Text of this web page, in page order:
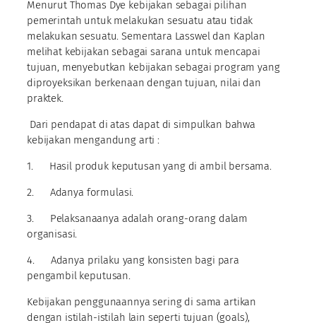
Menurut Thomas Dye kebijakan sebagai pilihan
pemerintah untuk melakukan sesuatu atau tidak
melakukan sesuatu. Sementara Lasswel dan Kaplan
melihat kebijakan sebagai sarana untuk mencapai
tujuan, menyebutkan kebijakan sebagai program yang
diproyeksikan berkenaan dengan tujuan, nilai dan
praktek.
Dari pendapat di atas dapat di simpulkan bahwa
kebijakan mengandung arti :
1. Hasil produk keputusan yang di ambil bersama.
2. Adanya formulasi.
3. Pelaksanaanya adalah orang-orang dalam
organisasi.
4. Adanya prilaku yang konsisten bagi para
pengambil keputusan.
Kebijakan penggunaannya sering di sama artikan
dengan istilah-istilah lain seperti tujuan (goals),